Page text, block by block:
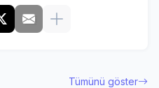
Tümünü göster